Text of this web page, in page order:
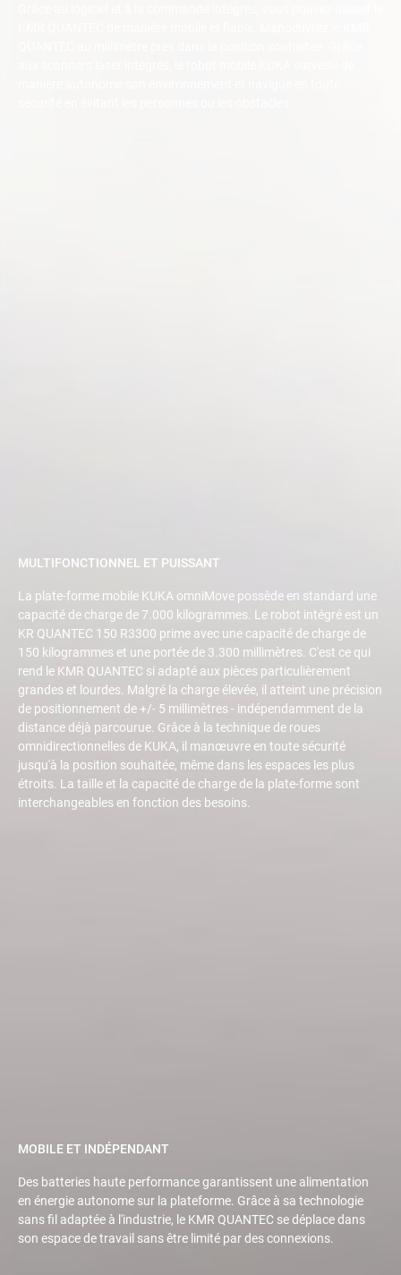
MULTIFONCTIONNEL ET PUISSANT
La plate-forme mobile KUKA omniMove possède en standard une
capacité de charge de 7.000 kilogrammes. Le robot intégré est un
KR QUANTEC 150 R3300 prime avec une capacité de charge de
150 kilogrammes et une portée de 3.300 millimètres. C'est ce qui
rend le KMR QUANTEC si adapté aux pièces particulièrement
grandes et lourdes. Malgré la charge élevée, il atteint une précision
de positionnement de +/- 5 millimètres - indépendamment de la
distance déjà parcourue. Grâce à la technique de roues
omnidirectionnelles de KUKA, il manœuvre en toute sécurité
jusqu'à la position souhaitée, même dans les espaces les plus
étroits. La taille et la capacité de charge de la plate-forme sont
interchangeables en fonction des besoins.
MOBILE ET INDÉPENDANT
Des batteries haute performance garantissent une alimentation
en énergie autonome sur la plateforme. Grâce à sa technologie
sans fil adaptée à l'industrie, le KMR QUANTEC se déplace dans
son espace de travail sans être limité par des connexions.